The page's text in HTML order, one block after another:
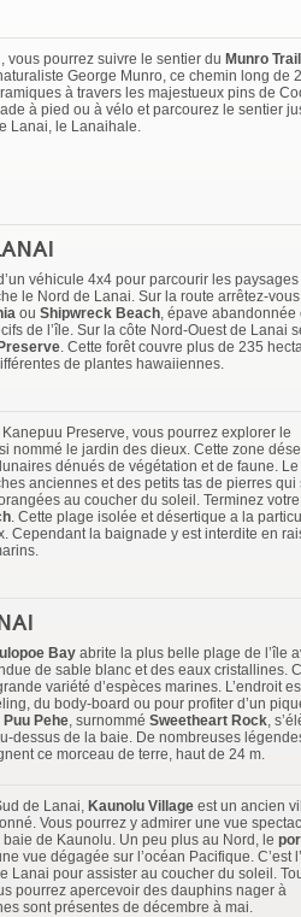
vous pourrez suivre le sentier du Munro Trail
George Munro, ce chemin long de
à travers les majestueux pins de
à pied ou à vélo et parcourez le sentier
Lanai, le Lanaihale.
véhicule 4x4 pour parcourir les paysages
le Nord de Lanai. Sur la route arrêtez-
ou Shipwreck Beach, épave abandonnée
de l’île. Sur la côte Nord-Ouest de Lanai
. Cette forêt couvre plus de 235
de plantes hawaiiennes.
Preserve, vous pourrez explorer le
nommé le jardin des dieux. Cette zone
dénués de végétation et de faune. Le
anciennes et des petits tas de pierres qui
au coucher du soleil. Terminez
. Cette plage isolée et désertique a la
Cependant la baignade y est interdite en
Bay abrite la plus belle plage de l’île
de sable blanc et des eaux cristallines.
variété d’espèces marines. L’endroit
du body-board ou pour profiter d’un
Puu Pehe, surnommé Sweetheart Rock,
dessus de la baie. De nombreuses
ce morceau de terre, haut de 24 m.
de Lanai, Kaunolu Village est un ancien
Vous pourrez y admirer une vue
de Kaunolu. Un peu plus au Nord, le
vue dégagée sur l’océan Pacifique. C’est
Lanai pour assister au coucher du soleil.
pourrez apercevoir des dauphins nager à
sont présentes de décembre à mai.